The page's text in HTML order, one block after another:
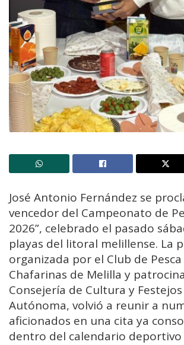
José Antonio Fernández se
vencedor del Campeonato de
2026”, celebrado el pasado
playas del litoral melillense. La
organizada por el Club de Pesca
Chafarinas de Melilla y
Consejería de Cultura y
Autónoma, volvió a reunir a
aficionados en una cita ya
dentro del calendario deportivo